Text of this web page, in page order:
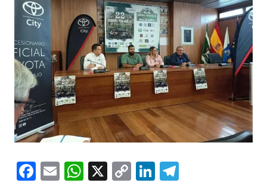
Facebook
EmailWhatsApp
X
CopyLinkedIn